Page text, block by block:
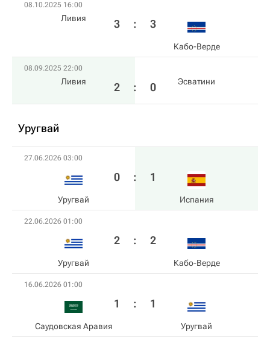
08.10.2025 16:00
Ливия 3 : 3
Кабо-Верде
08.09.2025 22:00
Ливия 2 : 0 Эсватини
Уругвай
27.06.2026 03:00
Уругвай
0 : 1
Испания
22.06.2026 01:00
Уругвай
2 : 2
Кабо-Верде
16.06.2026 01:00
Саудовская Аравия
1 : 1
Уругвай